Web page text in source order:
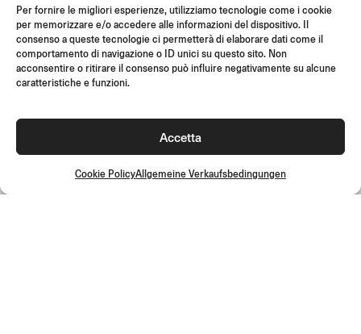
Per fornire le migliori esperienze, utilizziamo tecnologie come i cookie
per memorizzare e/o accedere alle informazioni del dispositivo. Il
consenso a queste tecnologie ci permetterà di elaborare dati come il
comportamento di navigazione o ID unici su questo sito. Non
acconsentire o ritirare il consenso può influire negativamente su alcune
caratteristiche e funzioni.
Accetta
Cookie PolicyAllgemeine Verkaufsbedingungen
RÜCKGABE
MONTAGEANLEITUNG
GIFT CARD
LIMITIERTE ANGEBOTE
Werde Teil der Rizoma-Community und erhalte Zugang zu
exklusiven Inhalten und Sonderangeboten!
Registrieren